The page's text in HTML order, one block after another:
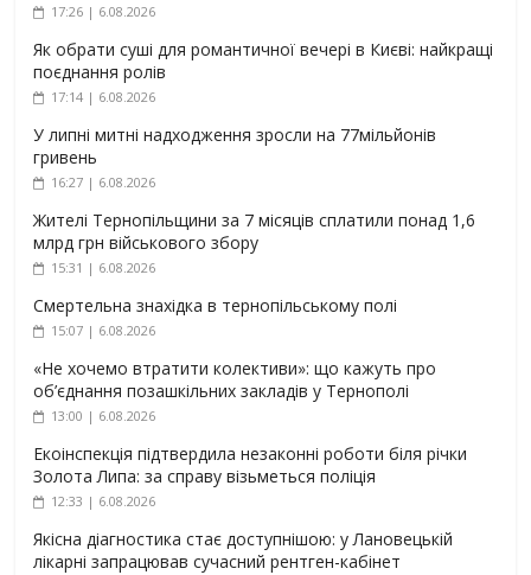
17:26 | 6.08.2026
Як обрати суші для романтичної вечері в Києві: найкращі
поєднання ролів
17:14 | 6.08.2026
У липні митні надходження зросли на 77мільйонів
гривень
16:27 | 6.08.2026
Жителі Тернопільщини за 7 місяців сплатили понад 1,6
млрд грн військового збору
15:31 | 6.08.2026
Смертельна знахідка в тернопільському полі
15:07 | 6.08.2026
«Не хочемо втратити колективи»: що кажуть про
об’єднання позашкільних закладів у Тернополі
13:00 | 6.08.2026
Екоінспекція підтвердила незаконні роботи біля річки
Золота Липа: за справу візьметься поліція
12:33 | 6.08.2026
Якісна діагностика стає доступнішою: у Лановецькій
лікарні запрацював сучасний рентген-кабінет